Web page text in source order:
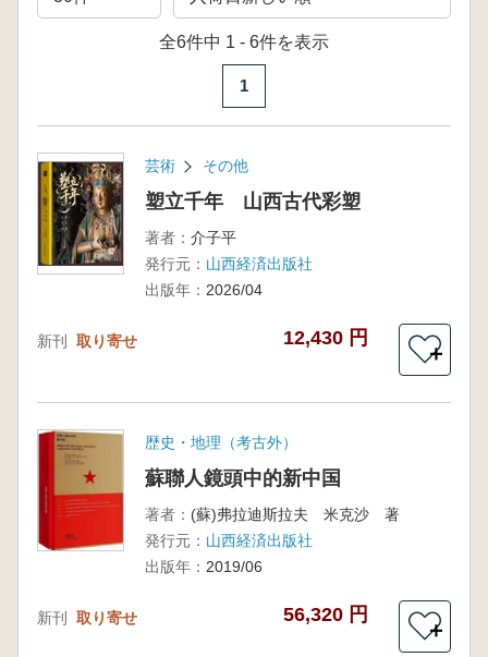
全6件中 1 - 6件を表示
1
芸術 その他
塑立千年 山西古代彩塑
著者： 介子平
発行元： 山西経済出版社
出版年： 2026/04
新刊 取り寄せ 12,430 円
＋
歴史・地理（考古外）
蘇聯人鏡頭中的新中国
著者： (蘇)弗拉迪斯拉夫 米克沙 著
発行元： 山西経済出版社
出版年： 2019/06
新刊 取り寄せ 56,320 円
＋